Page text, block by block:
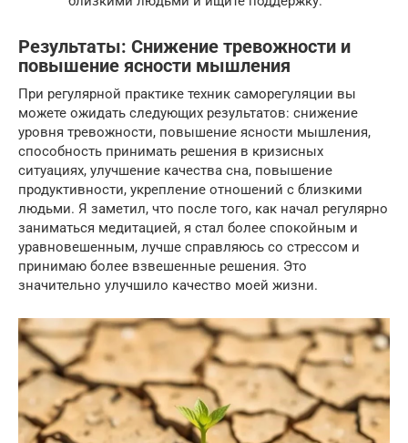
Результаты: Снижение тревожности и
повышение ясности мышления
При регулярной практике техник саморегуляции вы
можете ожидать следующих результатов: снижение
уровня тревожности, повышение ясности мышления,
способность принимать решения в кризисных
ситуациях, улучшение качества сна, повышение
продуктивности, укрепление отношений с близкими
людьми. Я заметил, что после того, как начал регулярно
заниматься медитацией, я стал более спокойным и
уравновешенным, лучше справляюсь со стрессом и
принимаю более взвешенные решения. Это
значительно улучшило качество моей жизни.